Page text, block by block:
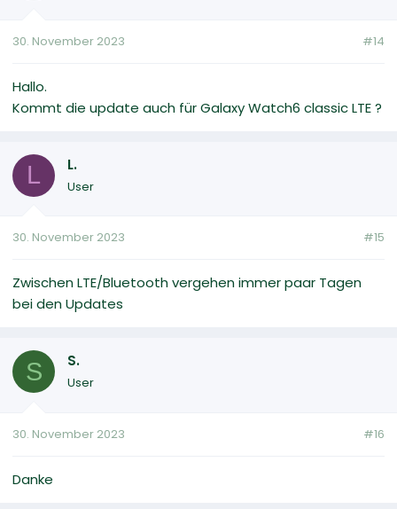
30. November 2023 #14
Hallo.
Kommt die update auch für Galaxy Watch6 classic LTE ?
L L.
User
30. November 2023 #15
Zwischen LTE/Bluetooth vergehen immer paar Tagen
bei den Updates
S S.
User
30. November 2023 #16
Danke